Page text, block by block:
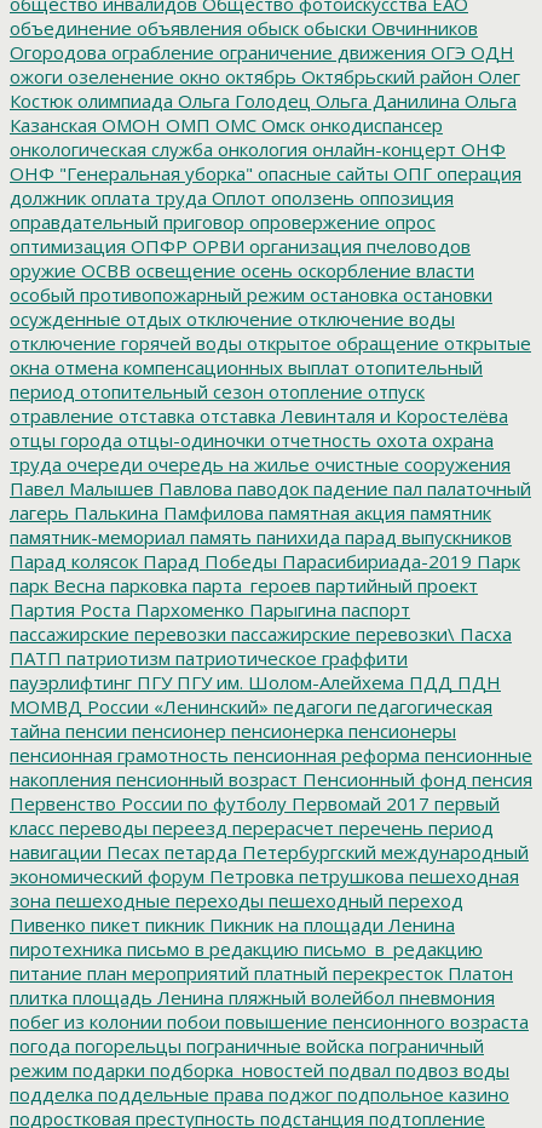
объединение объявления обыск обыски Овчинников
Огородова ограбление ограничение движения ОГЭ ОДН
ожоги озеленение окно октябрь Октябрьский район Олег
Костюк олимпиада Ольга Голодец Ольга Данилина Ольга
Казанская ОМОН ОМП ОМС Омск онкодиспансер
онкологическая служба онкология онлайн-концерт ОНФ
ОНФ "Генеральная уборка" опасные сайты ОПГ операция
должник оплата труда Оплот оползень оппозиция
оправдательный приговор опровержение опрос
оптимизация ОПФР ОРВИ организация пчеловодов
оружие ОСВВ освещение осень оскорбление власти
особый противопожарный режим остановка остановки
осужденные отдых отключение отключение воды
отключение горячей воды открытое обращение открытые
окна отмена компенсационных выплат отопительный
период отопительный сезон отопление отпуск
отравление отставка отставка Левинталя и Коростелёва
отцы города отцы-одиночки отчетность охота охрана
труда очереди очередь на жилье очистные сооружения
Павел Малышев Павлова паводок падение пал палаточный
лагерь Палькина Памфилова памятная акция памятник
памятник-мемориал память панихида парад выпускников
Парад колясок Парад Победы Парасибириада-2019 Парк
парк Весна парковка парта_героев партийный проект
Партия Роста Пархоменко Парыгина паспорт
пассажирские перевозки пассажирские перевозки\ Пасха
ПАТП патриотизм патриотическое граффити
пауэрлифтинг ПГУПГУ им. Шолом-Алейхема ПДД ПДН
МОМВД России «Ленинский» педагоги педагогическая
тайна пенсии пенсионер пенсионерка пенсионеры
пенсионная грамотность пенсионная реформа пенсионные
накопления пенсионный возраст Пенсионный фонд пенсия
Первенство России по футболу Первомай 2017 первый
класс переводы переезд перерасчет перечень период
навигации Песах петарда Петербургский международный
экономический форум Петровка петрушкова пешеходная
зона пешеходные переходы пешеходный переход
Пивенко пикет пикник Пикник на площади Ленина
пиротехника письмо в редакцию письмо_в_редакцию
питание план мероприятий платный перекресток Платон
плитка площадь Ленина пляжный волейбол пневмония
побег из колонии побои повышение пенсионного возраста
погода погорельцы пограничные войска пограничный
режим подарки подборка_новостей подвал подвоз воды
подделка поддельные права поджог подпольное казино
подростковая преступность подстанция подтопление